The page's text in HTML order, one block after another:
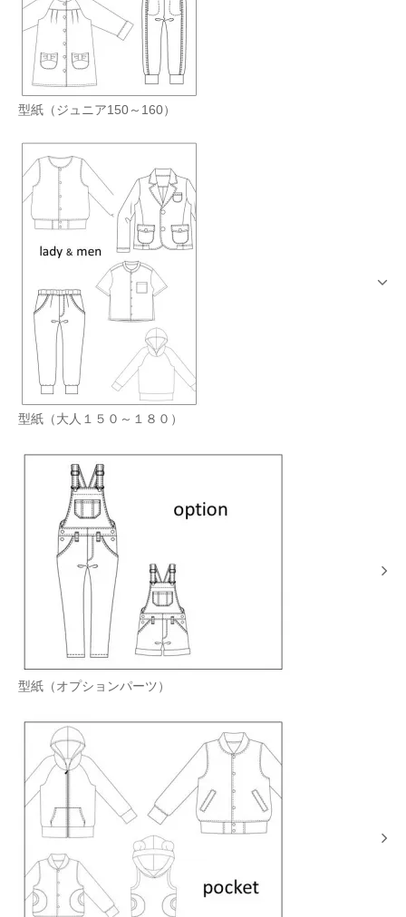
型紙（ジュニア150～160）
型紙（大人１５０～１８０）
型紙（オプションパーツ）